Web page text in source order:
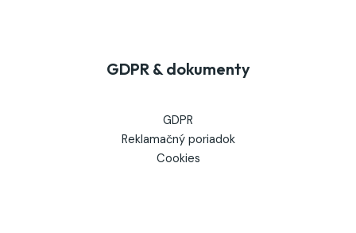
GDPR & dokumenty
GDPR
Reklamačný poriadok
Cookies